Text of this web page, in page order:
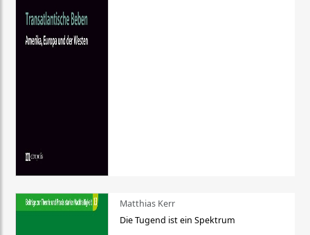
Matthias Kerr
Die Tugend ist ein Spektrum